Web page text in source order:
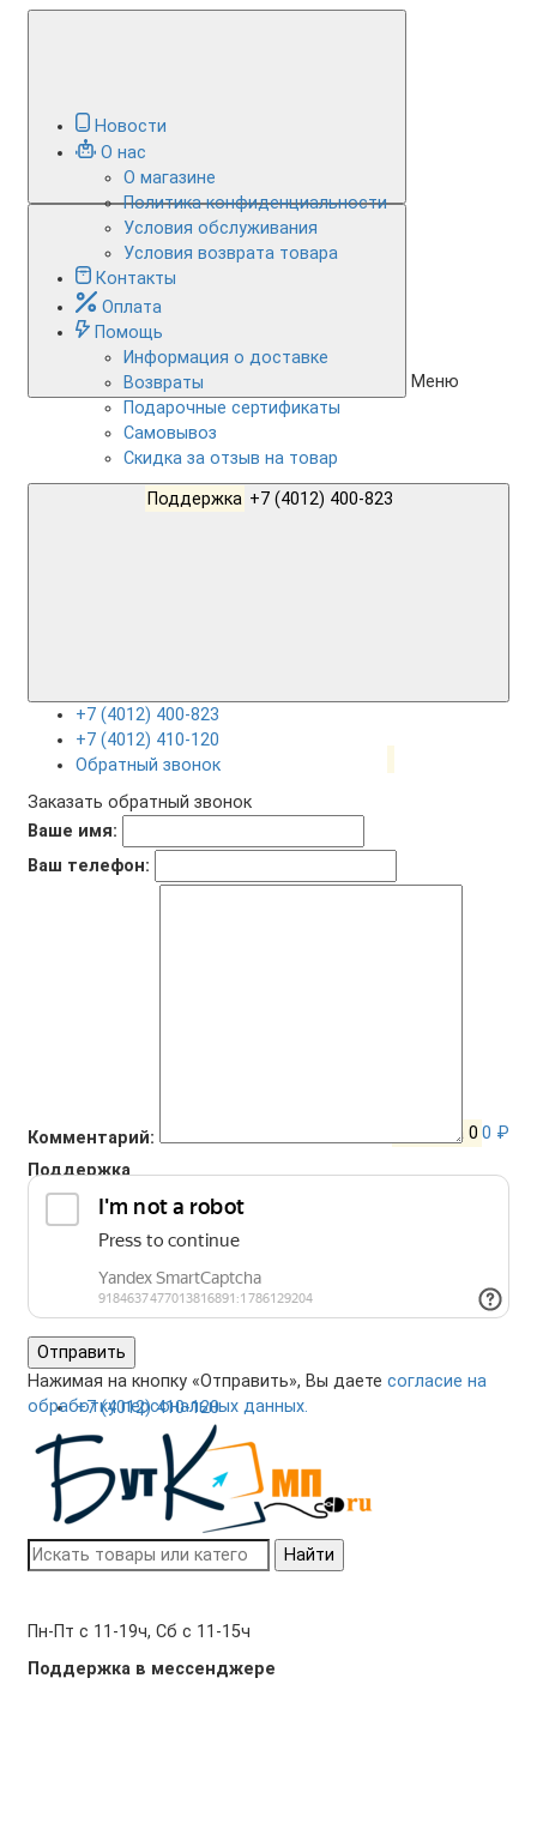
Меню
Корзина 0 0 ₽
Поддержка
+7 (4012) 400-823
+7 (4012) 410-120
Пн-Пт с 11-19ч, Сб с 11-15ч
Поддержка в мессенджере
Новости
О нас
О магазине
Политика конфиденциальности
Условия обслуживания
Условия возврата товара
Контакты
Оплата
Помощь
Информация о доставке
Возвраты
Подарочные сертификаты
Самовывоз
Скидка за отзыв на товар
Поддержка
+7 (4012) 400-823
+7 (4012) 410-120
Обратный звонок
Заказать обратный звонок
Ваше имя:
Ваш телефон:
Комментарий:
Отправить
Нажимая на кнопку «Отправить», Вы даете согласие на
обработку персональных данных.
Найти